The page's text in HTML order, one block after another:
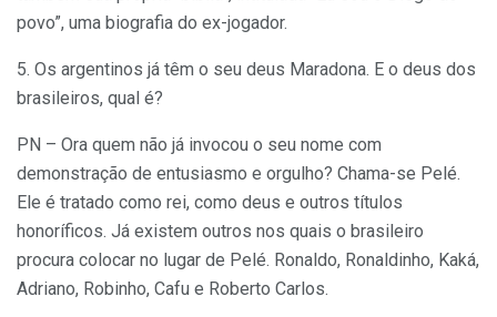
povo”, uma biografia do ex-jogador.
5. Os argentinos já têm o seu deus Maradona. E o deus dos
brasileiros, qual é?
PN – Ora quem não já invocou o seu nome com
demonstração de entusiasmo e orgulho? Chama-se Pelé.
Ele é tratado como rei, como deus e outros títulos
honoríficos. Já existem outros nos quais o brasileiro
procura colocar no lugar de Pelé. Ronaldo, Ronaldinho, Kaká,
Adriano, Robinho, Cafu e Roberto Carlos.